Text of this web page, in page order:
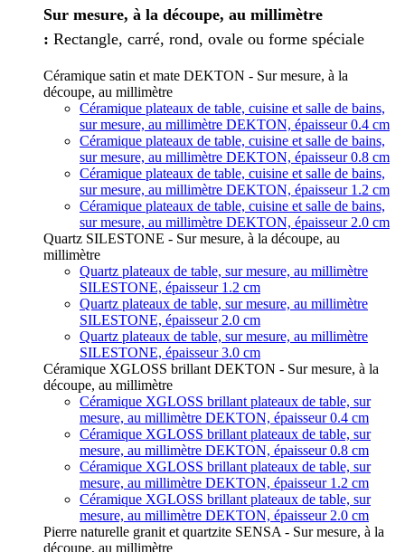
Sur mesure, à la découpe, au millimètre
: Rectangle, carré, rond, ovale ou forme spéciale
Céramique satin et mate DEKTON - Sur mesure, à la
découpe, au millimètre
Céramique plateaux de table, cuisine et salle de bains,
sur mesure, au millimètre DEKTON, épaisseur 0.4 cm
Céramique plateaux de table, cuisine et salle de bains,
sur mesure, au millimètre DEKTON, épaisseur 0.8 cm
Céramique plateaux de table, cuisine et salle de bains,
sur mesure, au millimètre DEKTON, épaisseur 1.2 cm
Céramique plateaux de table, cuisine et salle de bains,
sur mesure, au millimètre DEKTON, épaisseur 2.0 cm
Quartz SILESTONE - Sur mesure, à la découpe, au
millimètre
Quartz plateaux de table, sur mesure, au millimètre
SILESTONE, épaisseur 1.2 cm
Quartz plateaux de table, sur mesure, au millimètre
SILESTONE, épaisseur 2.0 cm
Quartz plateaux de table, sur mesure, au millimètre
SILESTONE, épaisseur 3.0 cm
Céramique XGLOSS brillant DEKTON - Sur mesure, à la
découpe, au millimètre
Céramique XGLOSS brillant plateaux de table, sur
mesure, au millimètre DEKTON, épaisseur 0.4 cm
Céramique XGLOSS brillant plateaux de table, sur
mesure, au millimètre DEKTON, épaisseur 0.8 cm
Céramique XGLOSS brillant plateaux de table, sur
mesure, au millimètre DEKTON, épaisseur 1.2 cm
Céramique XGLOSS brillant plateaux de table, sur
mesure, au millimètre DEKTON, épaisseur 2.0 cm
Pierre naturelle granit et quartzite SENSA - Sur mesure, à la
découpe, au millimètre